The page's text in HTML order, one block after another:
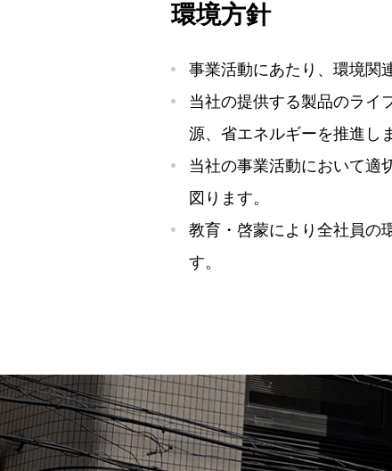
環境方針
事業活動にあたり、環境関
当社の提供する製品のライ
源、省エネルギーを推進し
当社の事業活動において適
図ります。
教育・啓蒙により全社員の
す。